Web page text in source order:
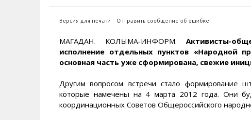
Аварии ДТП
Алименты
Версия для печати Отправить сообщение об ошибке
МАГАДАН. КОЛЫМА-ИНФОРМ.Активисты-
исполнение отдельных пунктов «Народной
основная часть уже сформирована, свежие
Другим вопросом встречи стало формирование
которые намечены на 4 марта 2012 года. Они
координационных Советов Общероссийского